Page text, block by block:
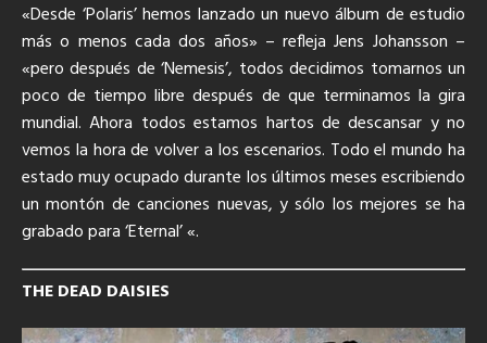
«Desde ‘Polaris’ hemos lanzado un nuevo álbum de estudio
más o menos cada dos años» – refleja Jens Johansson –
«pero después de ‘Nemesis’, todos decidimos tomarnos un
poco de tiempo libre después de que terminamos la gira
mundial. Ahora todos estamos hartos de descansar y no
vemos la hora de volver a los escenarios. Todo el mundo ha
estado muy ocupado durante los últimos meses escribiendo
un montón de canciones nuevas, y sólo los mejores se ha
grabado para ‘Eternal’ «.
THE DEAD DAISIES